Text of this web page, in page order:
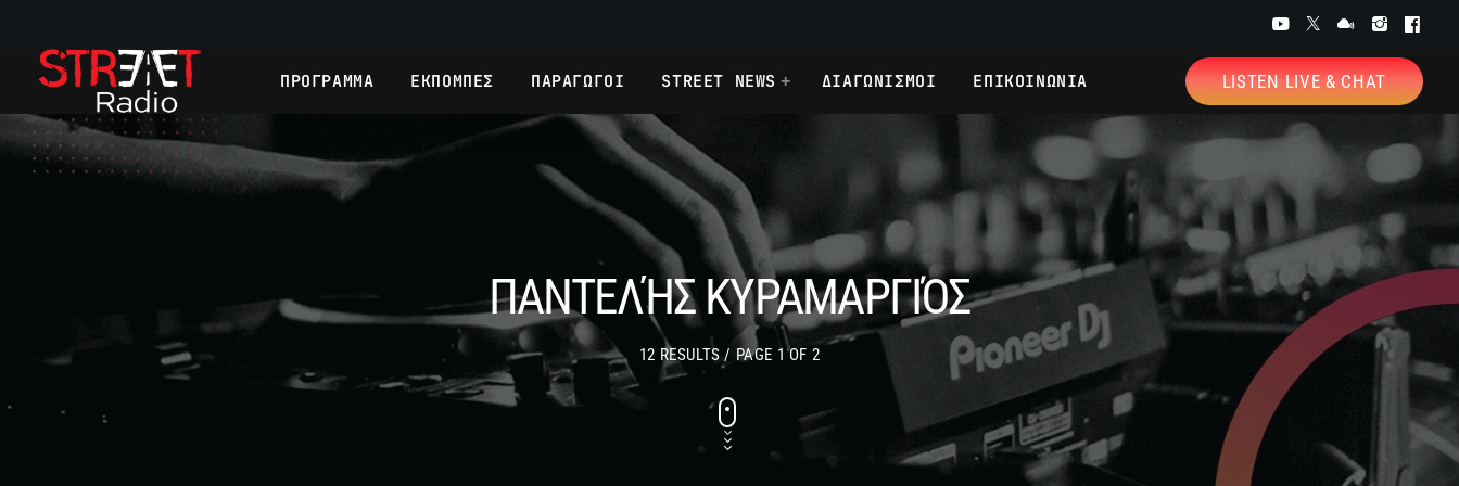
ΠΡΟΓΡΑΜΜΑ ΕΚΠΟΜΠΕΣ ΠΑΡΑΓΩΓΟΙ STREET NEWS ΔΙΑΓΩΝΙΣΜΟΙ ΕΠΙΚΟΙΝΩΝΙΑ LISTEN LIVE & CHAT
ΠΑΝΤΕΛΉΣ ΚΥΡΑΜΑΡΓΙΌΣ
12 RESULTS / PAGE 1 OF 2